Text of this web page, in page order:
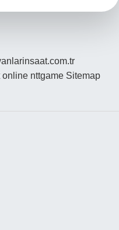
online nttgame Sitemap